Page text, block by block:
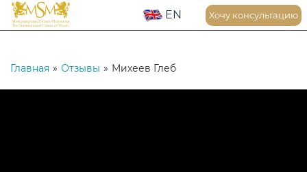
EN Хочу консультацию
Главная » Отзывы » Михеев Глеб